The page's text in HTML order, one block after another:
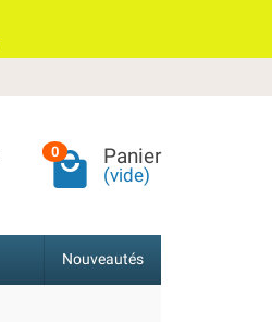
0 Panier
(vide)
Nouveautés